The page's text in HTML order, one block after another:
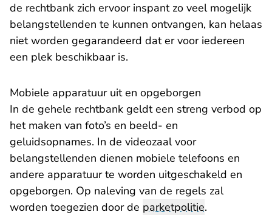
de rechtbank zich ervoor inspant zo veel mogelijk
belangstellenden te kunnen ontvangen, kan helaas
niet worden gegarandeerd dat er voor iedereen
een plek beschikbaar is.
Mobiele apparatuur uit en opgeborgen
In de gehele rechtbank geldt een streng verbod op
het maken van foto’s en beeld- en
geluidsopnames. In de videozaal voor
belangstellenden dienen mobiele telefoons en
andere apparatuur te worden uitgeschakeld en
opgeborgen. Op naleving van de regels zal
worden toegezien door de parketpolitie.